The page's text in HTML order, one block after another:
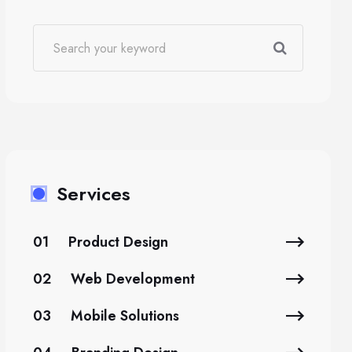
Services
01
Product Design
02
Web Development
03
Mobile Solutions